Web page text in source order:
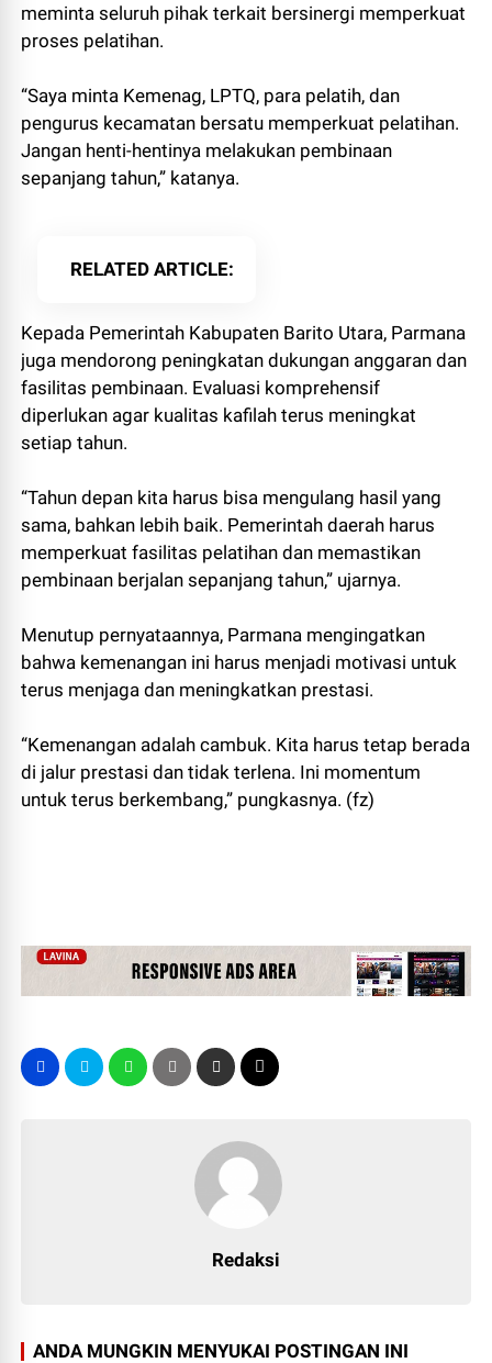
meminta seluruh pihak terkait bersinergi memperkuat
proses pelatihan.
“Saya minta Kemenag, LPTQ, para pelatih, dan
pengurus kecamatan bersatu memperkuat pelatihan.
Jangan henti-hentinya melakukan pembinaan
sepanjang tahun,” katanya.
RELATED ARTICLE
Kepada Pemerintah Kabupaten Barito Utara, Parmana
juga mendorong peningkatan dukungan anggaran dan
fasilitas pembinaan. Evaluasi komprehensif
diperlukan agar kualitas kafilah terus meningkat
setiap tahun.
“Tahun depan kita harus bisa mengulang hasil yang
sama, bahkan lebih baik. Pemerintah daerah harus
memperkuat fasilitas pelatihan dan memastikan
pembinaan berjalan sepanjang tahun,” ujarnya.
Menutup pernyataannya, Parmana mengingatkan
bahwa kemenangan ini harus menjadi motivasi untuk
terus menjaga dan meningkatkan prestasi.
“Kemenangan adalah cambuk. Kita harus tetap berada
di jalur prestasi dan tidak terlena. Ini momentum
untuk terus berkembang,” pungkasnya. (fz)
Redaksi
ANDA MUNGKIN MENYUKAI POSTINGAN INI